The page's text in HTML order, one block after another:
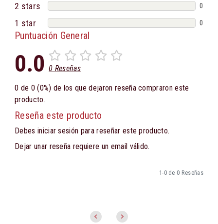
2 stars 0
1 star 0
Puntuación General
0.0 0 Reseñas
0 de 0 (0%) de los que dejaron reseña compraron este
producto.
Reseña este producto
Debes iniciar sesión para reseñar este producto.
Dejar unar reseña requiere un email válido.
1-0 de 0 Reseñas